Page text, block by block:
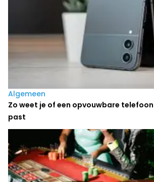
Algemeen
Zo weet je of een opvouwbare telefoon
past